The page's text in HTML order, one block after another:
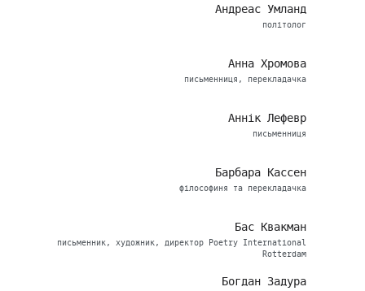
Андреас Умланд
політолог
Анна Хромова
письменниця, перекладачка
Аннік Лефевр
письменниця
Барбара Кассен
філософиня та перекладачка
Бас Квакман
письменник, художник, директор Poetry International
Rotterdam
Богдан Задура